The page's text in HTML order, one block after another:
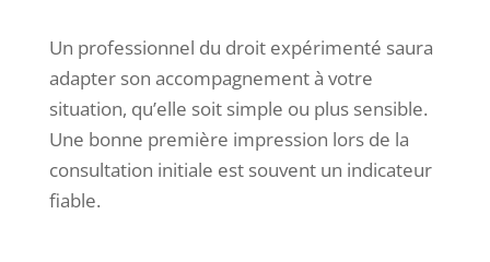
Un professionnel du droit expérimenté saura
adapter son accompagnement à votre
situation, qu’elle soit simple ou plus sensible.
Une bonne première impression lors de la
consultation initiale est souvent un indicateur
fiable.